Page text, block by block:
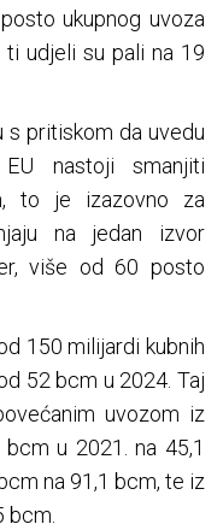
ukupnog uvoza
udjeli su pali na 19
s pritiskom da uvedu
nastoji smanjiti
to je izazovno za
na jedan izvor
više od 60 posto
150 milijardi kubnih
52 bcm u 2024. Taj
uvozom iz
u 2021. na 45,1
na 91,1 bcm, te iz
bcm.